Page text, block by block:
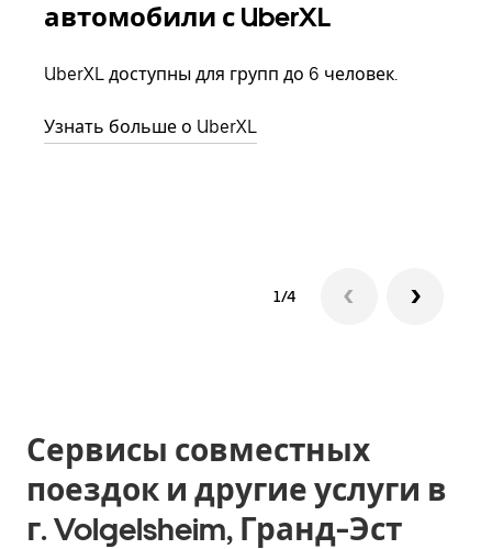
автомобили с UberXL
UberXL доступны для групп до 6 человек.
Узнать больше о UberXL
1/4
Сервисы совместных
поездок и другие услуги в
г. Volgelsheim, Гранд-Эст